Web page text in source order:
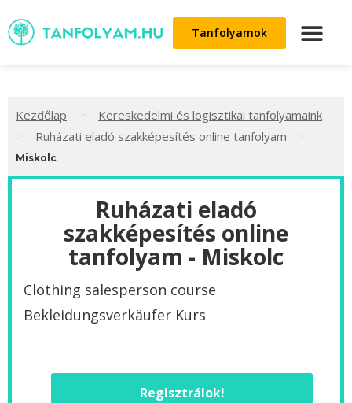
Tanfolyamok
Kezdőlap Kereskedelmi és logisztikai tanfolyamaink
Ruházati eladó szakképesítés online tanfolyam
Miskolc
Ruházati eladó
szakképesítés online
tanfolyam - Miskolc
Clothing salesperson course
Bekleidungsverkäufer Kurs
Regisztrálok!